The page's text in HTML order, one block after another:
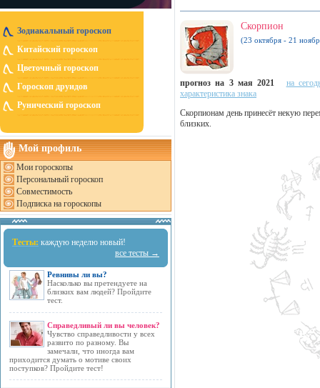
Зодиакальный гороскоп
Китайский гороскоп
Цветочный гороскоп
Гороскоп друидов
Рунический гороскоп
Мой профиль
Мои гороскопы
Персональный гороскоп
Совместимость
Подписка на гороскопы
Тесты: каждую неделю новый!
все тесты →
Ревнивы ли вы?
Насколько вы претендуете на
близких вам людей? Пройдите
тест.
Справедливый ли вы человек?
Чувство справедливости у всех
развито по разному. Вы
замечали, что иногда вам
приходится думать о мотиве своих
поступков? Пройдите тест!
Скорпион
(23 октября - 21
прогноз на 3 мая 2021
на
характеристика знака
Скорпионам день принесёт некую
близких.